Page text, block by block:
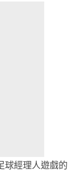
經理人遊戲的